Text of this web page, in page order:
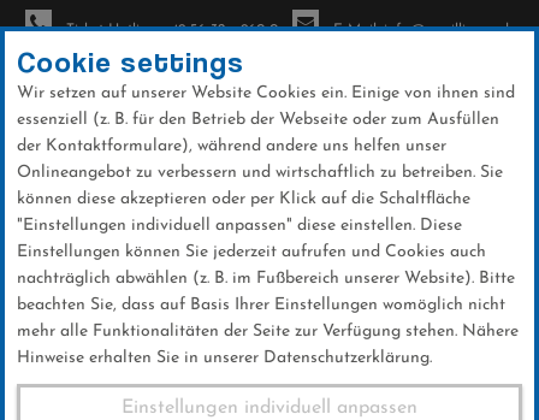
Direkt
zum
Inhalt
Ticket-Hotline: +49 56 32 - 960-0 E-Mail: info@sc-willingen.de
Galerien
Warsteiner Orenberg Cup 15.05.2016
Cookie settings
Wir setzen auf unserer Website Cookies ein. Einige von ihnen sind
essenziell (z. B. für den Betrieb der Webseite oder zum Ausfüllen
der Kontaktformulare), während andere uns helfen unser
Onlineangebot zu verbessern und wirtschaftlich zu betreiben. Sie
können diese akzeptieren oder per Klick auf die Schaltfläche
"Einstellungen individuell anpassen" diese einstellen. Diese
Einstellungen können Sie jederzeit aufrufen und Cookies auch
nachträglich abwählen (z. B. im Fußbereich unserer Website). Bitte
beachten Sie, dass auf Basis Ihrer Einstellungen womöglich nicht
mehr alle Funktionalitäten der Seite zur Verfügung stehen. Nähere
Hinweise erhalten Sie in unserer Datenschutzerklärung.
Einstellungen individuell anpassen